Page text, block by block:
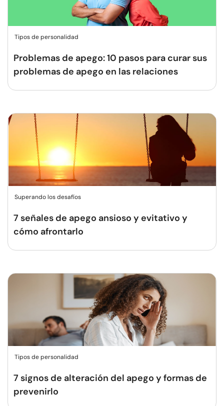
Tipos de personalidad
Problemas de apego: 10 pasos para curar sus
problemas de apego en las relaciones
Superando los desafíos
7 señales de apego ansioso y evitativo y
cómo afrontarlo
Tipos de personalidad
7 signos de alteración del apego y formas de
prevenirlo